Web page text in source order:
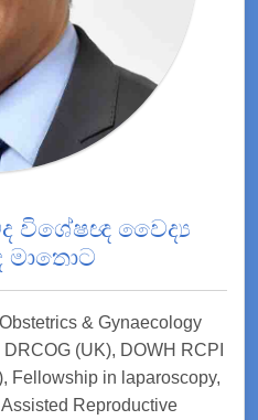
විශේෂඥ වෛද්‍ය
මාතොට
& Gynaecology
(UK), DOWH RCPI
Fellowship in laparoscopy,
Reproductive